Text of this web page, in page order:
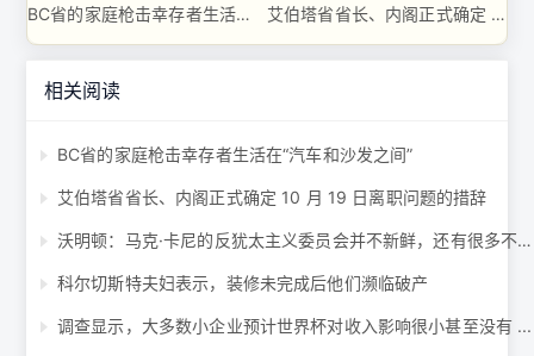
BC省的家庭枪击幸存者生活在“汽车和沙发之间”
艾伯塔省省长、内阁正式确定 10 月 19 日离职问题的措辞
相关阅读
BC省的家庭枪击幸存者生活在“汽车和沙发之间”
艾伯塔省省长、内阁正式确定 10 月 19 日离职问题的措辞
沃明顿：马克·卡尼的反犹太主义委员会并不新鲜，还有很多不足之处 ...
科尔切斯特夫妇表示，装修未完成后他们濒临破产
调查显示，大多数小企业预计世界杯对收入影响很小甚至没有 ...